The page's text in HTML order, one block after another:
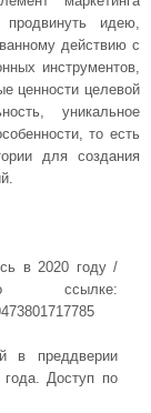
продвинуть идею,
действию с
инструментов,
ценности целевой
уникальное
то есть
для создания
в 2020 году /
в преддверии
года. Доступ по